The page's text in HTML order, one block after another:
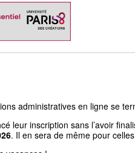
administratives en ligne se
leur inscription sans l’avoir
. Il en sera de même pour